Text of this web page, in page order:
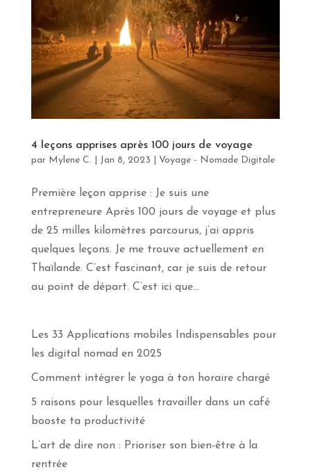
4 leçons apprises après 100 jours de voyage
par Mylene C. Jan 8, 2023 Voyage - Nomade Digitale
Première leçon apprise : Je suis une
entrepreneure Après 100 jours de voyage et plus
de 25 milles kilomètres parcourus, j’ai appris
quelques leçons. Je me trouve actuellement en
Thaïlande. C’est fascinant, car je suis de retour
au point de départ. C’est ici que...
Les 33 Applications mobiles Indispensables pour
les digital nomad en 2025
Comment intégrer le yoga à ton horaire chargé
5 raisons pour lesquelles travailler dans un café
booste ta productivité
L’art de dire non : Prioriser son bien-être à la
rentrée